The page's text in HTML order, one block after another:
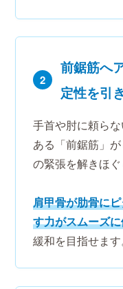
2
前鋸筋へ
定性を引
手首や肘に頼ら
ある「前鋸筋」
の緊張を解きほぐ
肩甲骨が肋骨に
す力がスムーズ
緩和を目指せます